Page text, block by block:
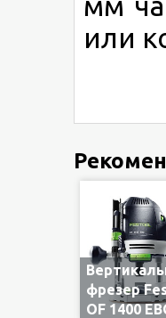
или
фрезер
OF 1400